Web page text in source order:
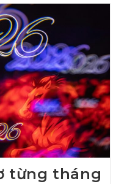
từng tháng